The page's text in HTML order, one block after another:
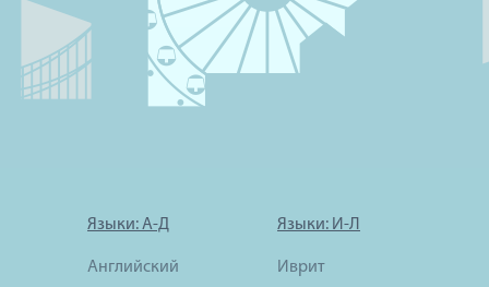
Языки: А-Д
Английский
Языки: И-Л
Иврит